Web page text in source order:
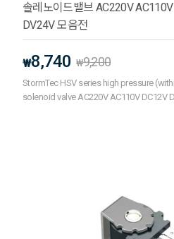
솔레노이드밸브 AC220V
DV24V 모음전
₩8,740 ₩9,200
StormTec HSV series high pressure
solenoid valve AC220V AC110V DC12V